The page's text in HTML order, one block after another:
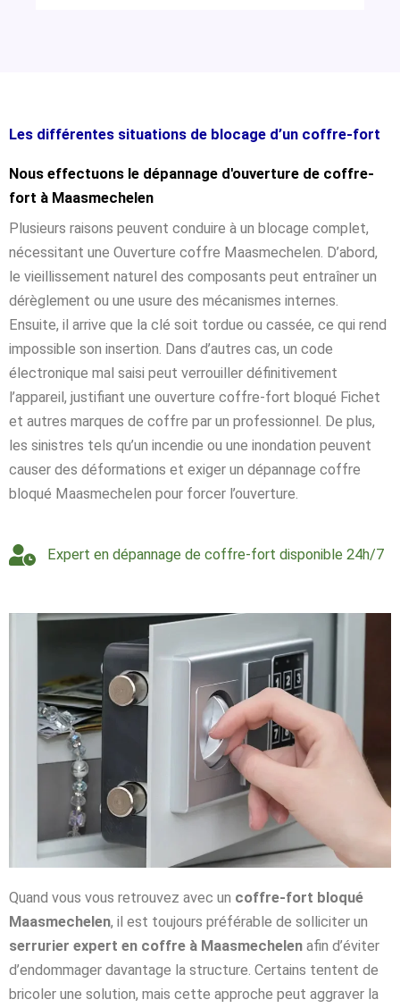
Les différentes situations de blocage d’un coffre-fort
Nous effectuons le dépannage d'ouverture de coffre-
fort à Maasmechelen
Plusieurs raisons peuvent conduire à un blocage complet,
nécessitant une Ouverture coffre Maasmechelen. D’abord,
le vieillissement naturel des composants peut entraîner un
dérèglement ou une usure des mécanismes internes.
Ensuite, il arrive que la clé soit tordue ou cassée, ce qui rend
impossible son insertion. Dans d’autres cas, un code
électronique mal saisi peut verrouiller définitivement
l’appareil, justifiant une ouverture coffre-fort bloqué Fichet
et autres marques de coffre par un professionnel. De plus,
les sinistres tels qu’un incendie ou une inondation peuvent
causer des déformations et exiger un dépannage coffre
bloqué Maasmechelen pour forcer l’ouverture.
Expert en dépannage de coffre-fort disponible 24h/7
Quand vous vous retrouvez avec un coffre-fort bloqué
Maasmechelen, il est toujours préférable de solliciter un
serrurier expert en coffre à Maasmechelen afin d’éviter
d’endommager davantage la structure. Certains tentent de
bricoler une solution, mais cette approche peut aggraver la